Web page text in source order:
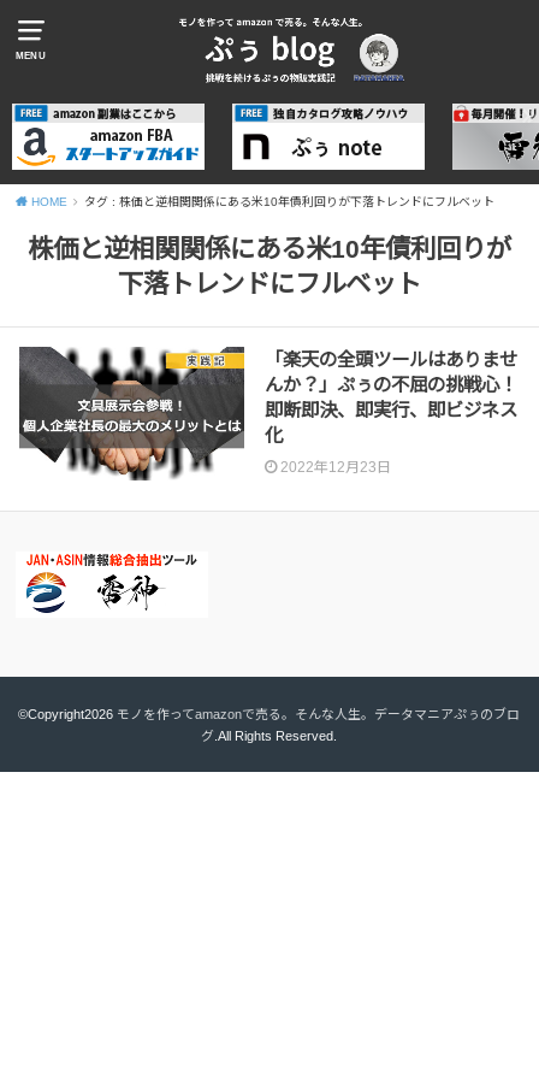
MENU
HOME タグ : 株価と逆相関関係にある米10年債利回りが下落トレンドにフルベット
株価と逆相関関係にある米10年債利回りが
下落トレンドにフルベット
「楽天の全頭ツールはありませ
んか？」ぷぅの不屈の挑戦心！
即断即決、即実行、即ビジネス
化
2022年12月23日
©Copyright2026 モノを作ってamazonで売る。そんな人生。データマニアぷぅのブロ
グ .All Rights Reserved.